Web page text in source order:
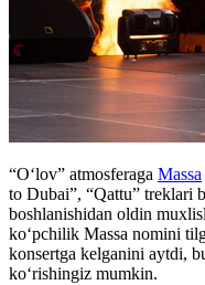
“O‘lov” atmosferaga Massa
to Dubai”, “Qattu” treklari
boshlanishidan oldin
ko‘pchilik Massa nomini
konsertga kelganini aytdi,
ko‘rishingiz mumkin.